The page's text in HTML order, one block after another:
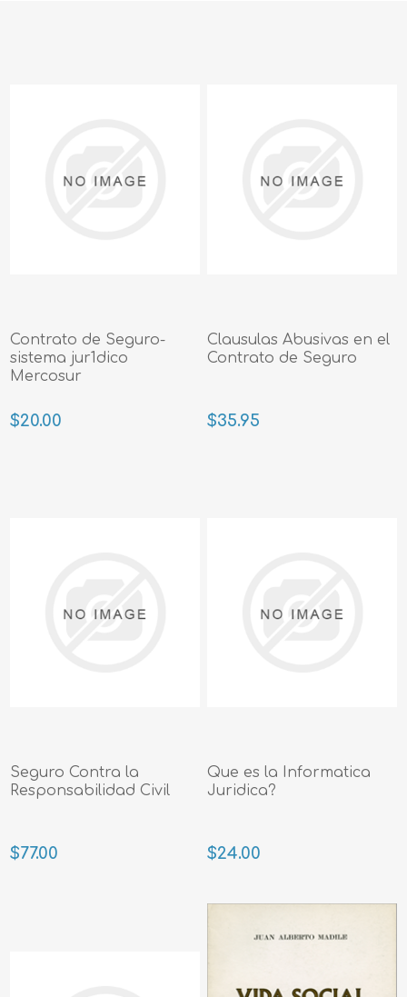
Contrato de Seguro-
sistema jur1dico
Mercosur
$20.00
Clausulas Abusivas en el
Contrato de Seguro
$35.95
Seguro Contra la
Responsabilidad Civil
$77.00
Que es la Informatica
Juridica?
$24.00